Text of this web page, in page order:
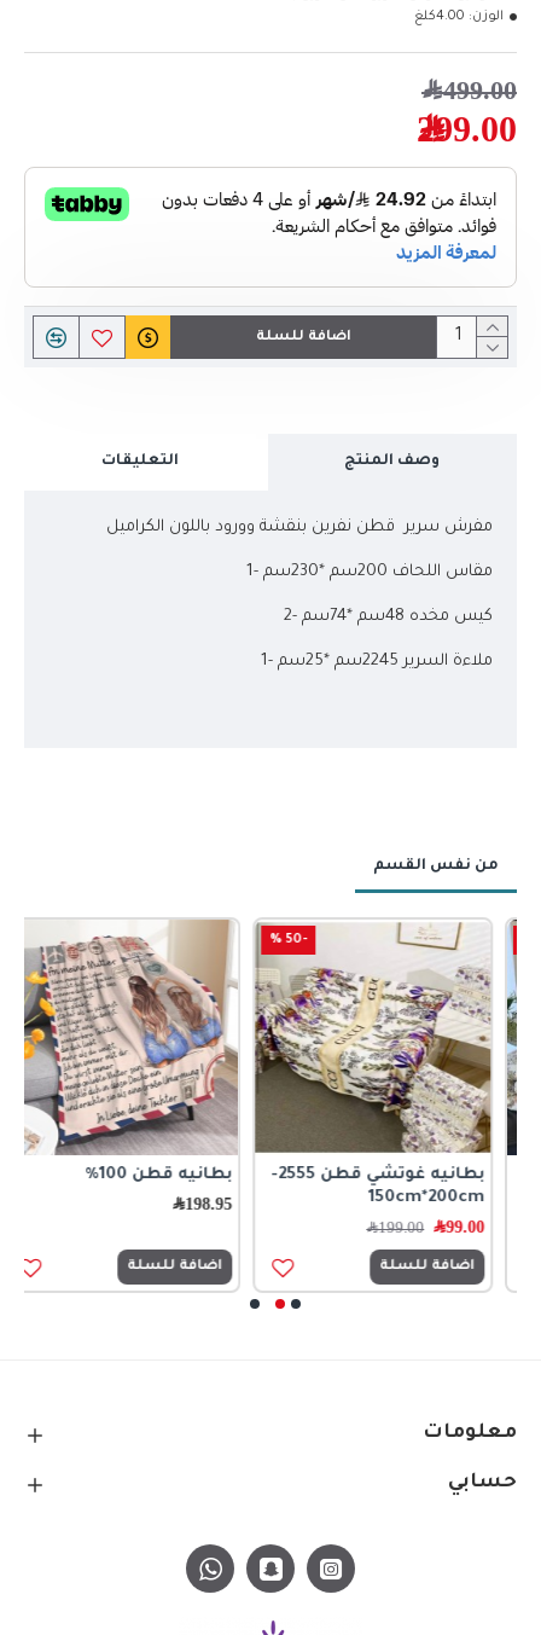
299.00﷼
499.00﷼
الوزن: 4.00كلغ
اضافة للسلة
وصف المنتج التعليقات
مفرش سرير قطن نفرين بنقشة وورود باللون الكراميل
مقاس اللحاف 200سم *230سم -1
كيس مخده 48سم *74سم -2
ملاءة السرير 2245سم *25سم -1
من نفس القسم
بطانيه غوتشي قطن 2555-
150cm*200cm
99.00﷼ 199.00﷼
اضافة للسلة
بطانيه قطن 100%
198.95﷼
اضافة للسلة
معلومات
حسابي